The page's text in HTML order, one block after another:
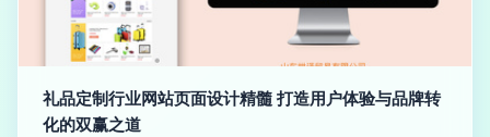
礼品定制行业网站页面设计精髓 打造用户体验与品牌转
化的双赢之道